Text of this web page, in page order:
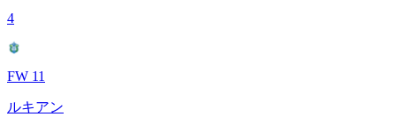
4
FW 11
ルキアン